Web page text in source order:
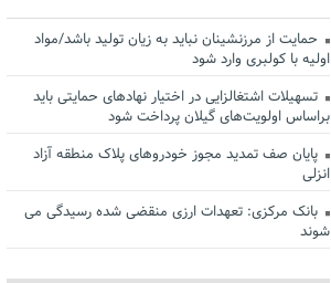
حمایت از مرزنشینان نباید به زیان تولید باشد/مواد
اولیه با کولبری وارد شود
تسهیلات اشتغالزایی در اختیار نهادهای حمایتی باید
براساس اولویت‌های گیلان پرداخت شود
پایان صف تمدید مجوز خودروهای پلاک منطقه آزاد
انزلی
بانک مرکزی: تعهدات ارزی منقضی شده رسیدگی می
شوند